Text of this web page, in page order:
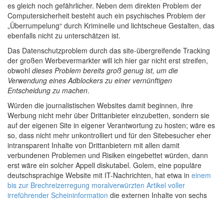
es gleich noch gefährlicher. Neben dem direkten Problem der
Computersicherheit besteht auch ein psychisches Problem der
„Überrumpelung“ durch Kriminelle und lichtscheue Gestalten, das
ebenfalls nicht zu unterschätzen ist.
Das Datenschutzproblem durch das site-übergreifende Tracking
der großen Werbevermarkter will ich hier gar nicht erst streifen,
obwohl dieses Problem bereits groß genug ist, um die
Verwendung eines Adblockers zu einer vernünftigen
Entscheidung zu machen.
Würden die journalistischen Websites damit beginnen, ihre
Werbung nicht mehr über Drittanbieter einzubetten, sondern sie
auf der eigenen Site in eigener Verantwortung zu hosten; wäre es
so, dass nicht mehr unkontrolliert und für den Sitebesucher eher
intransparent Inhalte von Drittanbietern mit allen damit
verbundenen Problemen und Risiken eingebettet würden, dann
erst wäre ein solcher Appell diskutabel. Golem, eine populäre
deutschsprachige Website mit IT-Nachrichten, hat etwa in einem
bis zur Brechreizerregung moralverwürzten Artikel voller
irreführender Scheininformation die externen Inhalte von sechs